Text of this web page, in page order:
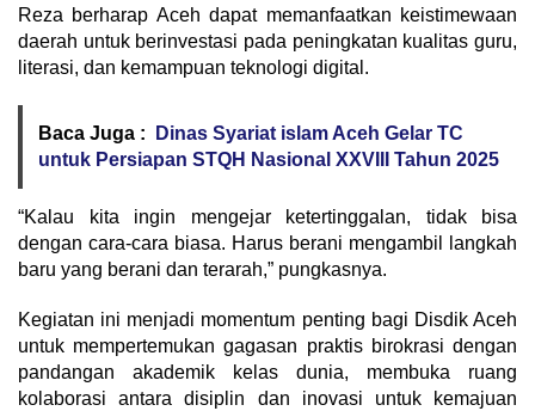
Reza berharap Aceh dapat memanfaatkan keistimewaan
daerah untuk berinvestasi pada peningkatan kualitas guru,
literasi, dan kemampuan teknologi digital.
Baca Juga :
Dinas Syariat islam Aceh Gelar TC
untuk Persiapan STQH Nasional XXVIII Tahun 2025
“Kalau kita ingin mengejar ketertinggalan, tidak bisa
dengan cara-cara biasa. Harus berani mengambil langkah
baru yang berani dan terarah,” pungkasnya.
Kegiatan ini menjadi momentum penting bagi Disdik Aceh
untuk mempertemukan gagasan praktis birokrasi dengan
pandangan akademik kelas dunia, membuka ruang
kolaborasi antara disiplin dan inovasi untuk kemajuan